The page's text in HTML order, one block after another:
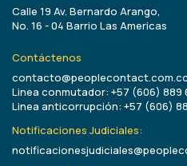
Calle 19 Av. Bernardo Arango,
No. 16 - 04 Barrio Las Americas
Contáctenos
Linea conmutador: +57 (606) 889
Linea anticorrupción: +57 (606)
Notificaciones Judiciales: